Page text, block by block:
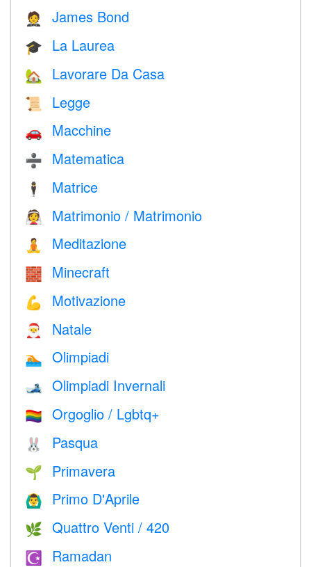
🤵 James Bond
🎓 La Laurea
🏡 Lavorare Da Casa
📜 Legge
🚗 Macchine
➗ Matematica
🕴️ Matrice
👰 Matrimonio / Matrimonio
🧘 Meditazione
🧱 Minecraft
💪 Motivazione
🎅 Natale
🏊 Olimpiadi
🎿 Olimpiadi Invernali
🏳️‍🌈 Orgoglio / Lgbtq+
🐰 Pasqua
🌱 Primavera
🙆‍♂️ Primo D'Aprile
🌿 Quattro Venti / 420
☪️ Ramadan